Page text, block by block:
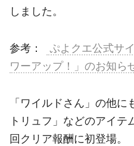
しました。
参考：
ぷよクエ公式サ
ワーアップ！」のお知ら
「ワイルドさん」の他
トリュフ」などのアイテ
回クリア報酬に初登場。